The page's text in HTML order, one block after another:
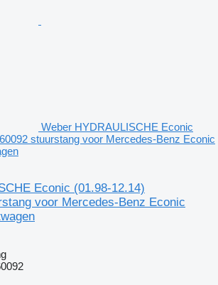
Weber HYDRAULISCHE Econic
stuurstang voor Mercedes-Benz Econic
Econic (01.98-12.14)
voor Mercedes-Benz Econic